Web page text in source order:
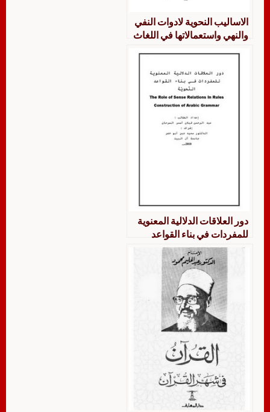
الاساليب النحوية لادوات النفي
والنهي واستعمالاتها في اللغاث
دور العلاقات الدلالية المعنوية
للمفردات في بناء القواعد
النحوية